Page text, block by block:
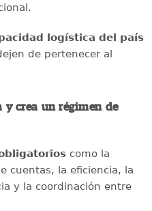
logística del país
de pertenecer al
y crea un régimen de
como la
cuentas, la eficiencia, la
y la coordinación entre